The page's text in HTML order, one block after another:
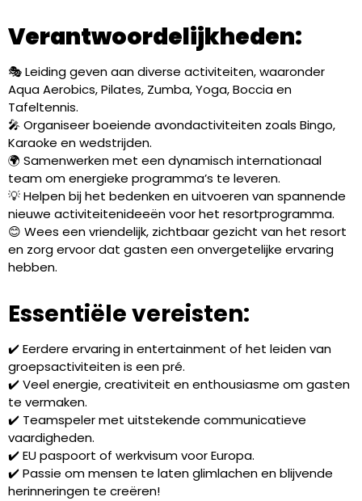
Verantwoordelijkheden:
🎭 Leiding geven aan diverse activiteiten, waaronder
Aqua Aerobics, Pilates, Zumba, Yoga, Boccia en
Tafeltennis.
🎤 Organiseer boeiende avondactiviteiten zoals Bingo,
Karaoke en wedstrijden.
🌍 Samenwerken met een dynamisch internationaal
team om energieke programma’s te leveren.
💡 Helpen bij het bedenken en uitvoeren van spannende
nieuwe activiteitenideeën voor het resortprogramma.
😊 Wees een vriendelijk, zichtbaar gezicht van het resort
en zorg ervoor dat gasten een onvergetelijke ervaring
hebben.
Essentiële vereisten:
✔️ Eerdere ervaring in entertainment of het leiden van
groepsactiviteiten is een pré.
✔️ Veel energie, creativiteit en enthousiasme om gasten
te vermaken.
✔️ Teamspeler met uitstekende communicatieve
vaardigheden.
✔️ EU paspoort of werkvisum voor Europa.
✔️ Passie om mensen te laten glimlachen en blijvende
herinneringen te creëren!